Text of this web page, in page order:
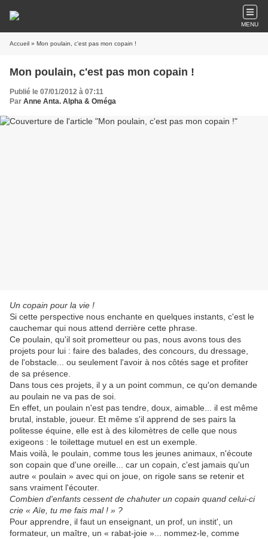
MENU
Accueil » Mon poulain, c'est pas mon copain !
Mon poulain, c'est pas mon copain !
Publié le 07/01/2012 à 07:11
Par Anne Anta. Alpha & Oméga
Un copain pour la vie !
Si cette perspective nous enchante en quelques instants, c'est le
cauchemar qui nous attend derrière cette phrase.
Ce poulain, qu'il soit prometteur ou pas, nous avons tous des
projets pour lui : faire des balades, des concours, du dressage,
de l'obstacle... ou seulement l'avoir à nos côtés sage et profiter
de sa présence.
Dans tous ces projets, il y a un point commun, ce qu'on demande
au poulain ne va pas de soi.
En effet, un poulain n'est pas tendre, doux, aimable... il est même
brutal, instable, joueur. Et même s'il apprend de ses pairs la
politesse équine, elle est à des kilomètres de celle que nous
exigeons : le toilettage mutuel en est un exemple.
Mais voilà, le poulain, comme tous les jeunes animaux, n'écoute
son copain que d'une oreille... car un copain, c'est jamais qu'un
autre « poulain » avec qui on joue, on rigole sans se retenir et
sans vraiment l'écouter.
Combien d'enfants cessent de chahuter un copain quand celui-ci
crie « Aïe, tu me fais mal ! » ?
Pour apprendre, il faut un enseignant, un prof, un instit', un
formateur, un maître, un « rabat-joie »... nommez-le, comme